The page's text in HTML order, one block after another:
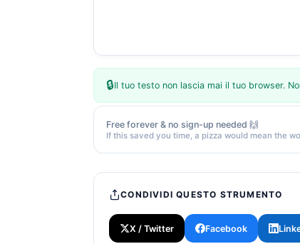
🔒Il tuo testo non lascia mai il tuo browser.
Free forever & no sign-up needed 🙌
If this saved you time, a pizza would mean the
CONDIVIDI QUESTO STRUMENTO
X / Twitter Facebook